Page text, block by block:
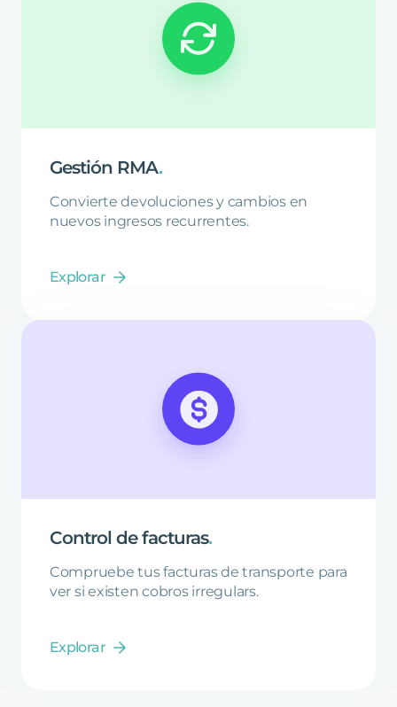
Gestión RMA.
Convierte devoluciones y cambios en
nuevos ingresos recurrentes.
Explorar
Control de facturas.
Compruebe tus facturas de transporte para
ver si existen cobros irregulars.
Explorar